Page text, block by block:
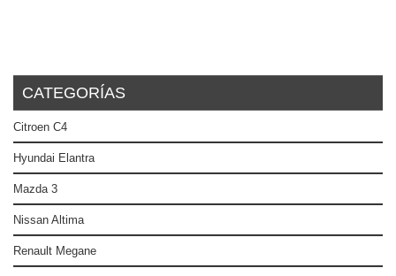
CATEGORÍAS
Citroen C4
Hyundai Elantra
Mazda 3
Nissan Altima
Renault Megane